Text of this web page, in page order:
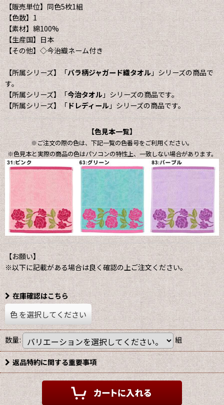
【販売単位】同色5枚1組
【色数】1
【素材】綿100%
【生産国】日本
【その他】◇今治織ネーム付き
【所属シリーズ】「バラ柄ジャガード織タオル」シリーズの商品で
す。
【所属シリーズ】「今治タオル」シリーズの商品です。
【所属シリーズ】「ドレディール」シリーズの商品です。
【色見本一覧】
※ご注文の際の色は、下記一覧の色番号をご利用ください。
※色見本と実際の商品の色はパソコンの特性上、一致しない場合があります。
【お願い】
※以下に記載がある場合は良く確認の上ご注文ください。
在庫確認はこちら
色を選択してください
数量: 組
返品特約に関する重要事項